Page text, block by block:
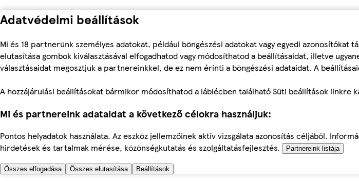
Adatvédelmi beállítások
Mi és 18 partnerünk személyes adatokat, például böngészési adatokat vagy egyedi azonosítókat
elutasítása gombok kiválasztásával elfogadhatod vagy módosíthatod a beállításaidat, illetve
választásaidat megosztjuk a partnereinkkel, de ez nem érinti a böngészési adataidat. A
A hozzájárulási beállításokat bármikor módosíthatod a láblécben található Süti beállítások linkre
Mi és partnereink adataidat a következő célokra használjuk:
Pontos helyadatok használata. Az eszköz jellemzőinek aktív vizsgálata azonosítás céljából.
hirdetések és tartalmak mérése, közönségkutatás és szolgáltatásfejlesztés.
Partnereink listája
Összes elfogadása Összes elutasítása Beállítások